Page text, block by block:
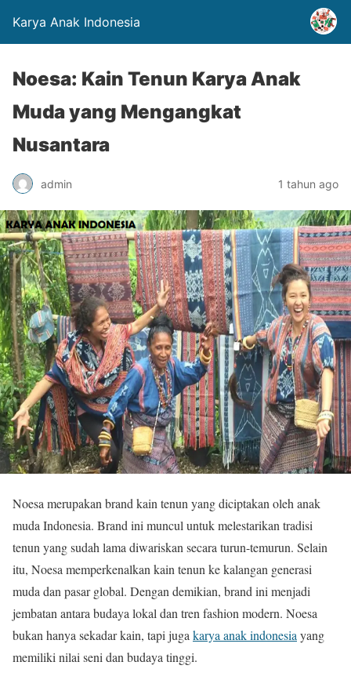
Karya Anak Indonesia
Noesa: Kain Tenun Karya Anak
Muda yang Mengangkat
Nusantara
admin 1 tahun ago
Noesa merupakan brand kain tenun yang diciptakan oleh anak
muda Indonesia. Brand ini muncul untuk melestarikan tradisi
tenun yang sudah lama diwariskan secara turun-temurun. Selain
itu, Noesa memperkenalkan kain tenun ke kalangan generasi
muda dan pasar global. Dengan demikian, brand ini menjadi
jembatan antara budaya lokal dan tren fashion modern. Noesa
bukan hanya sekadar kain, tapi juga karya anak indonesia yang
memiliki nilai seni dan budaya tinggi.